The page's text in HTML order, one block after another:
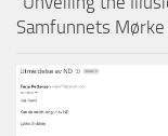
Samfunnets